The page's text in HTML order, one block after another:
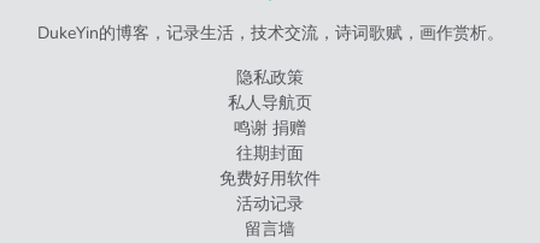
DukeYin的博客，记录生活，技术交流，诗词歌赋，画作赏析。
隐私政策
私人导航页
鸣谢 捐赠
往期封面
免费好用软件
活动记录
留言墙